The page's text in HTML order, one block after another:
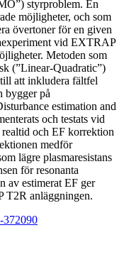
styrproblem. En
möjligheter, och som
övertoner för en given
vid EXTRAP
Metoden som
(”Linear-Quadratic”)
att inkludera fältfel
bygger på
estimation and
och testats vid
och EF korrektion
medför
lägre plasmaresistans
för resonanta
av estimerat EF ger
anläggningen.
372090